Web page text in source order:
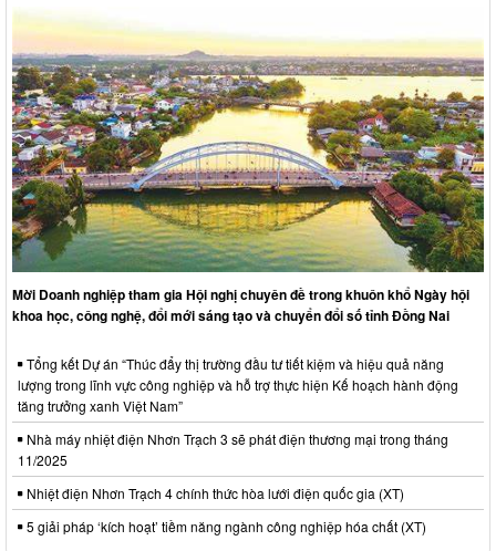
Mời Doanh nghiệp tham gia Hội nghị chuyên đề trong khuôn khổ Ngày hội
khoa học, công nghệ, đổi mới sáng tạo và chuyển đổi số tỉnh Đồng Nai
Tổng kết Dự án “Thúc đẩy thị trường đầu tư tiết kiệm và hiệu quả năng
lượng trong lĩnh vực công nghiệp và hỗ trợ thực hiện Kế hoạch hành động
tăng trưởng xanh Việt Nam”
Nhà máy nhiệt điện Nhơn Trạch 3 sẽ phát điện thương mại trong tháng
11/2025
Nhiệt điện Nhơn Trạch 4 chính thức hòa lưới điện quốc gia (XT)
5 giải pháp ‘kích hoạt’ tiềm năng ngành công nghiệp hóa chất (XT)